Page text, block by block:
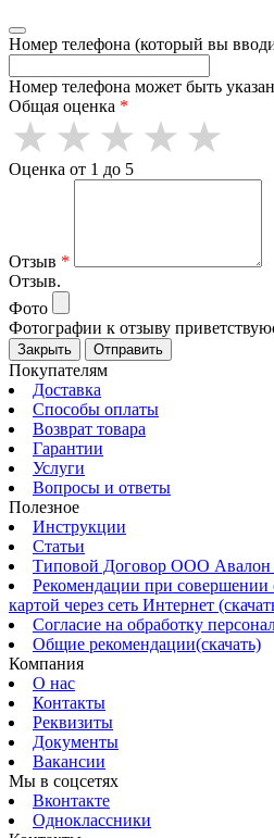
Номер телефона (который вы
Номер телефона может быть
Общая оценка *
Оценка от 1 до 5
Отзыв *
Отзыв.
Фото
Фотографии к отзыву
Закрыть Отправить
Покупателям
Доставка
Способы оплаты
Возврат товара
Гарантии
Услуги
Вопросы и ответы
Полезное
Инструкции
Статьи
Типовой Договор ООО Авалон
Рекомендации при совершении
картой через сеть Интернет
Согласие на обработку
Общие рекомендации(скачать)
Компания
О нас
Контакты
Реквизиты
Документы
Вакансии
Мы в соцсетях
Вконтакте
Одноклассники